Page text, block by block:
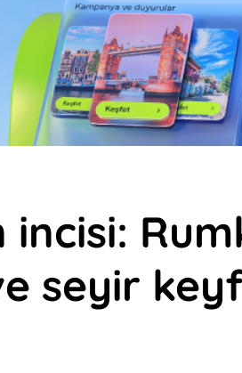
incisi:
seyir